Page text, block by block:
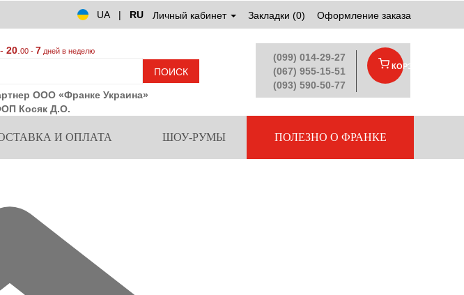
UA
| RU Личный кабинет Закладки (0) Оформление заказа
-20 .00 -7 дней в неделю
ПОИСК
ООО «Франке Украина»
Косяк Д.О.
(099) 014-29-27
(067) 955-15-51
(093) 590-50-77
КОРЗИНА
И ОПЛАТА ШОУ-РУМЫ ПОЛЕЗНО О ФРАНКЕ